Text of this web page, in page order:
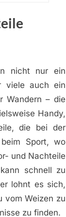
nicht nur ein
viele auch ein
Wandern – die
Handy,
die bei der
Sport, wo
und Nachteile
schnell zu
lohnt es sich,
vom Weizen zu
zu finden.